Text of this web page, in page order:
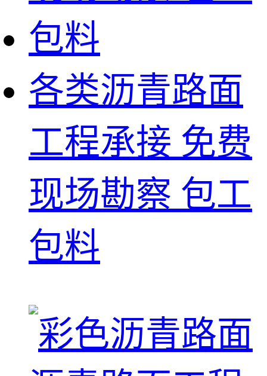
各类沥青路面
工程承接 免费
现场勘察 包工
包料